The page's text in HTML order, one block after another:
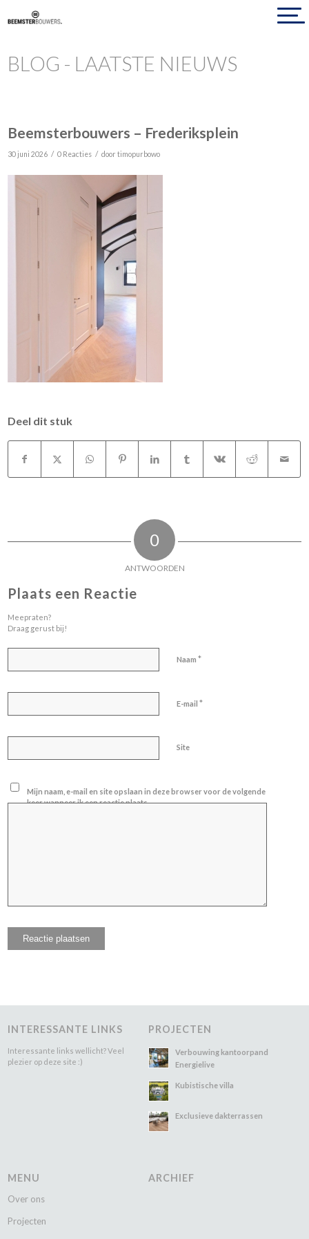
BLOG - LAATSTE NIEUWS
Beemsterbouwers – Frederiksplein
30 juni 2026 / 0 Reacties / doortimopurbowo
Deel dit stuk
0
ANTWOORDEN
Plaats een Reactie
Meepraten?
Draag gerust bij!
Naam*
E-mail*
Site
Mijn naam, e-mail en site opslaan in deze browser voor de volgende
keer wanneer ik een reactie plaats.
INTERESSANTE LINKS
Interessante links wellicht? Veel
plezier op deze site :)
PROJECTEN
Verbouwing kantoorpand
Energielive
Kubistische villa
Exclusieve dakterrassen
MENU
Over ons
Projecten
ARCHIEF